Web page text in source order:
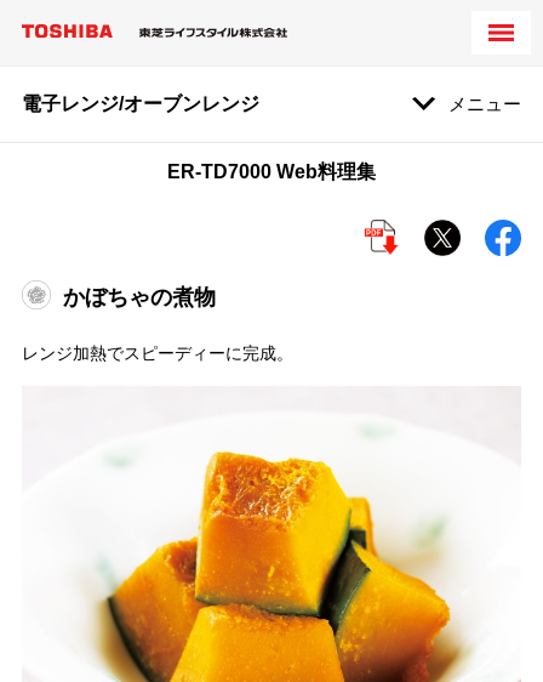
電子レンジ/オーブンレンジ メニュー
ER-TD7000 Web料理集
かぼちゃの煮物
レンジ加熱でスピーディーに完成。